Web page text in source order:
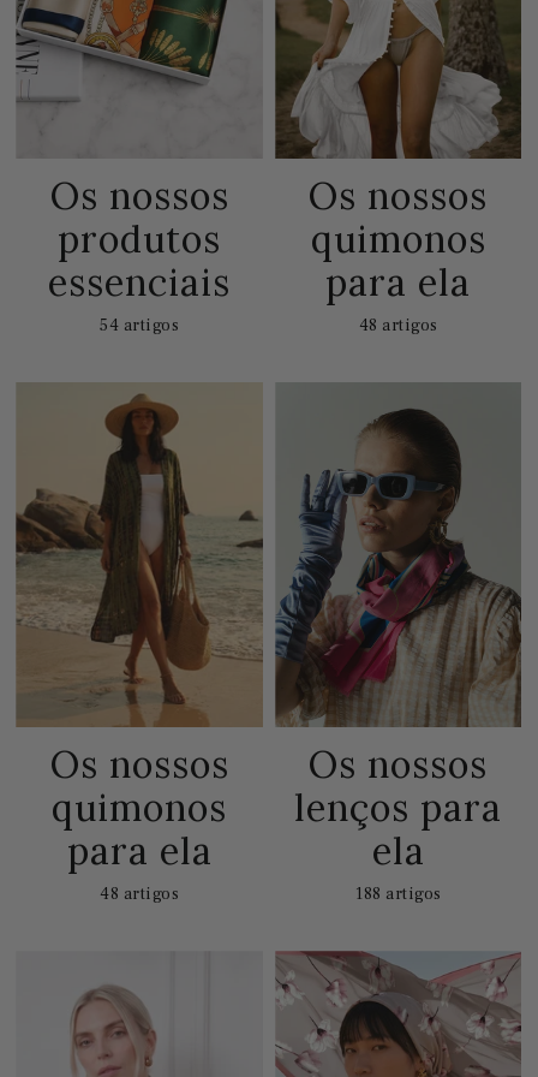
Os nossos
produtos
essenciais
54 artigos
Os nossos
quimonos
para ela
48 artigos
Os nossos
quimonos
para ela
48 artigos
Os nossos
lenços para
ela
188 artigos